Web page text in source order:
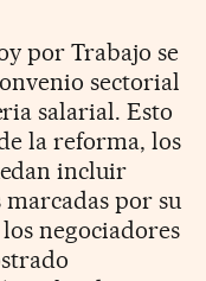
por Trabajo se
sectorial
salarial. Esto
la reforma, los
incluir
por su
negociadores